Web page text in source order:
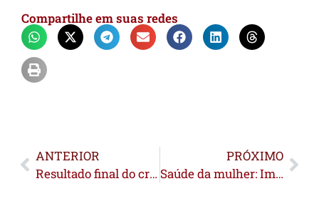
Compartilhe em suas redes
ANTERIOR
Resultado final do credenciamento para agricultores familiares no PAA é divulgado; confira
PRÓXIMO
Saúde da mulher: Implanon é levado pela primeira vez a comunidades ribeirinhas em Rio Branco